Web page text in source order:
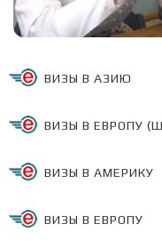
ВИЗЫ В АЗИЮ
ВИЗЫ В ЕВРОПУ
ВИЗЫ В АМЕРИКУ
ВИЗЫ В ЕВРОПУ